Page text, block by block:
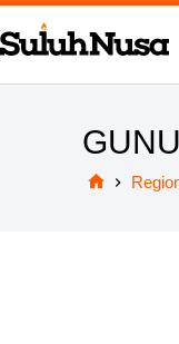
Skip
to
content